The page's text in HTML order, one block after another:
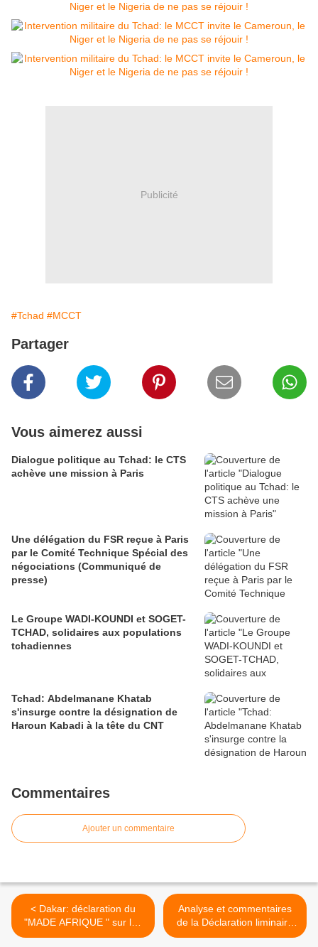
Publicité
#Tchad #MCCT
Partager
Vous aimerez aussi
Dialogue politique au Tchad: le CTS
achève une mission à Paris
Une délégation du FSR reçue à Paris
par le Comité Technique Spécial des
négociations (Communiqué de
presse)
Le Groupe WADI-KOUNDI et SOGET-
TCHAD, solidaires aux populations
tchadiennes
Tchad: Abdelmanane Khatab
s'insurge contre la désignation de
Haroun Kabadi à la tête du CNT
Commentaires
Ajouter un commentaire
< Dakar: déclaration du
"MADE AFRIQUE " sur les
naufrages dans la
Analyse et commentaires
de la Déclaration liminaire
du Président de l’UNDR lors